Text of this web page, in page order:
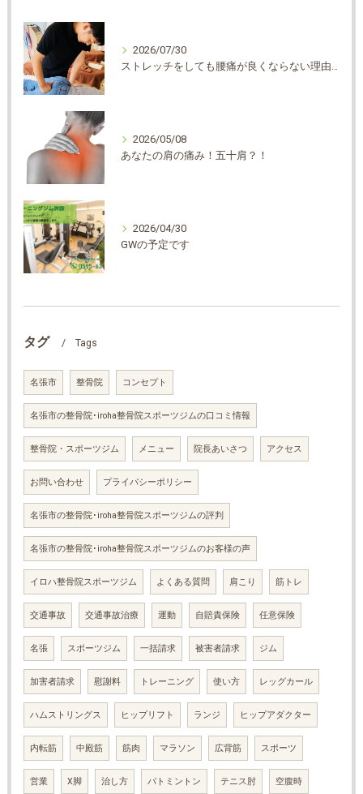
2026/07/30
2026/05/08
あなたの肩の痛み！五十肩？！
2026/04/30
GWの予定です
タグ Tags
名張市 整骨院 コンセプト
名張市の整骨院･iroha整骨院スポーツジムの口コミ情報
整骨院・スポーツジム メニュー 院長あいさつ アクセス
お問い合わせ プライバシーポリシー
名張市の整骨院･iroha整骨院スポーツジムの評判
名張市の整骨院･iroha整骨院スポーツジムのお客様の声
イロハ整骨院スポーツジム よくある質問 肩こり 筋トレ
交通事故 交通事故治療 運動 自賠責保険 任意保険
名張 スポーツジム 一括請求 被害者請求 ジム
加害者請求 慰謝料 トレーニング 使い方 レッグカール
ハムストリングス ヒップリフト ランジ ヒップアダクター
内転筋 中殿筋 筋肉 マラソン 広背筋 スポーツ
営業 X脚 治し方 バトミントン テニス肘 空腹時